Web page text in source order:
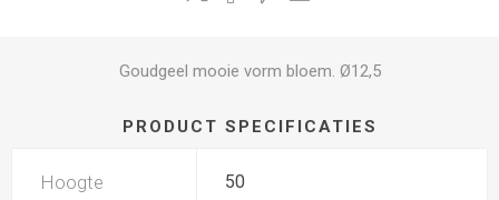
Goudgeel mooie vorm bloem. Ø12,5
PRODUCT SPECIFICATIES
Hoogte 50